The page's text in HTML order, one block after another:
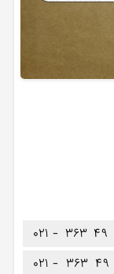
۰۲۱ - ۳۶۳ ۴۹
۰۲۱ - ۳۶۳ ۴۹